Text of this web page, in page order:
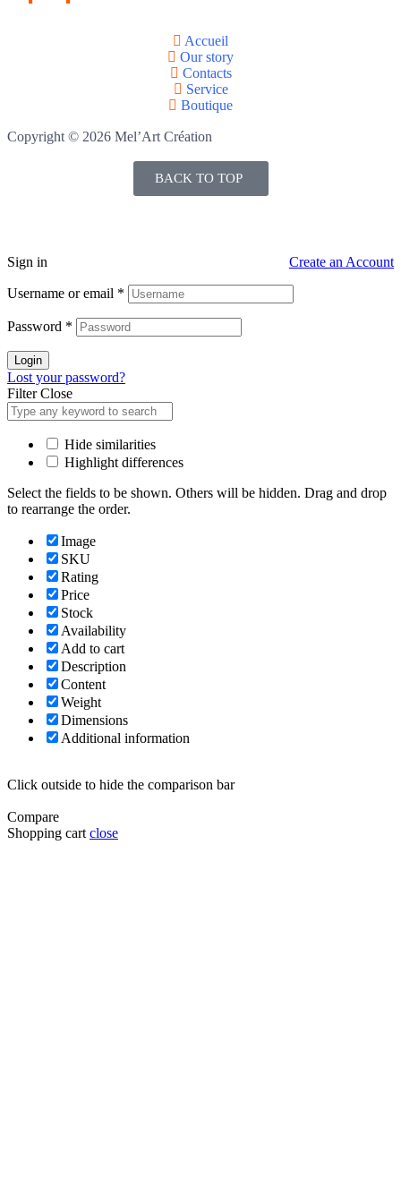
Accueil
Our story
Contacts
Service
Boutique
Copyright © 2026 Mel’Art Création
BACK TO TOP
Sign in Create an Account
Username or email *
Password *
Login
Lost your password?
Filter Close
Hide similarities
Highlight differences
Select the fields to be shown. Others will be hidden. Drag and drop
to rearrange the order.
Image
SKU
Rating
Price
Stock
Availability
Add to cart
Description
Content
Weight
Dimensions
Additional information
Click outside to hide the comparison bar
Compare
Shopping cart close